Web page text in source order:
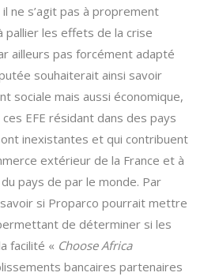
il ne s’agit pas à proprement
pallier les effets de la crise
ailleurs pas forcément adapté
souhaiterait ainsi savoir
sociale mais aussi économique,
EFE résidant dans des pays
inexistantes et qui contribuent
extérieur de la France et à
pays de par le monde. Par
si Proparco pourrait mettre
de déterminer si les
facilité « Choose Africa
bancaires partenaires